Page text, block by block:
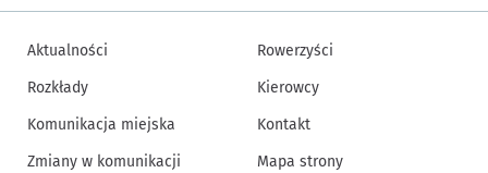
Aktualności
Rozkłady
Komunikacja miejska
Zmiany w komunikacji
Rowerzyści
Kierowcy
Kontakt
Mapa strony